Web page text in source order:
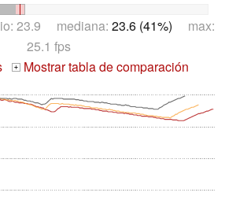
23.9 mediana: 23.6 (41%) max:
25.1 fps
+ Mostrar tabla de comparación